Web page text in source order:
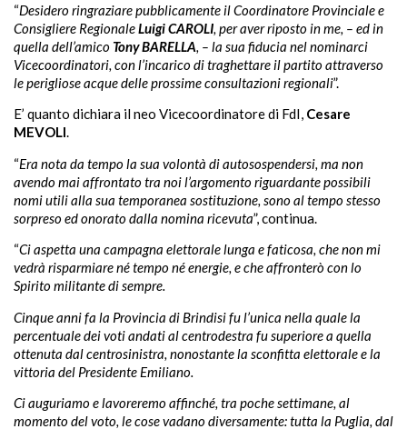
“Desidero ringraziare pubblicamente il Coordinatore Provinciale e
Consigliere RegionaleLuigi CAROLI, per aver riposto in me, – ed in
quella dell’amico Tony BARELLA, – la sua fiducia nel nominarci
Vicecoordinatori, con l’incarico di traghettare il partito attraverso
le perigliose acque delle prossime consultazioni regionali”.
E’ quanto dichiara il neo Vicecoordinatore di FdI, Cesare
MEVOLI.
“Era nota da tempo la sua volontà di autosospendersi, ma non
avendo mai affrontato tra noi l’argomento riguardante possibili
nomi utili alla sua temporanea sostituzione, sono al tempo stesso
sorpreso ed onorato dalla nomina ricevuta”, continua.
“Ci aspetta una campagna elettorale lunga e faticosa, che non mi
vedrà risparmiare né tempo né energie, e che affronterò con lo
Spirito militante di sempre.
Cinque anni fa la Provincia di Brindisi fu l’unica nella quale la
percentuale dei voti andati al centrodestra fu superiore a quella
ottenuta dal centrosinistra, nonostante la sconfitta elettorale e la
vittoria del Presidente Emiliano.
Ci auguriamo e lavoreremo affinché, tra poche settimane, al
momento del voto, le cose vadano diversamente: tutta la Puglia, dal